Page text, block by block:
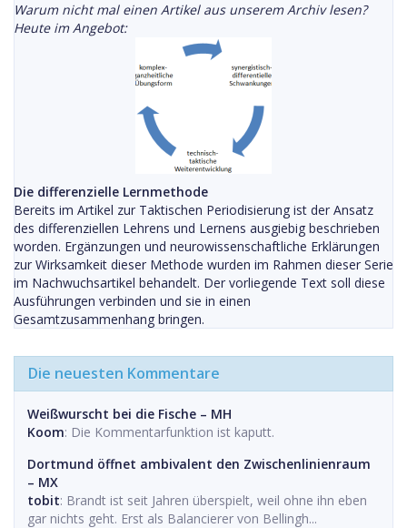
Warum nicht mal einen Artikel aus unserem Archiv lesen?
Heute im Angebot:
Die differenzielle Lernmethode
Bereits im Artikel zur Taktischen Periodisierung ist der Ansatz
des differenziellen Lehrens und Lernens ausgiebig beschrieben
worden. Ergänzungen und neurowissenschaftliche Erklärungen
zur Wirksamkeit dieser Methode wurden im Rahmen dieser Serie
im Nachwuchsartikel behandelt. Der vorliegende Text soll diese
Ausführungen verbinden und sie in einen
Gesamtzusammenhang bringen.
Die neuesten Kommentare
Weißwurscht bei die Fische – MH
Koom: Die Kommentarfunktion ist kaputt.
Dortmund öffnet ambivalent den Zwischenlinienraum
– MX
tobit: Brandt ist seit Jahren überspielt, weil ohne ihn eben
gar nichts geht. Erst als Balancierer von Bellingh...